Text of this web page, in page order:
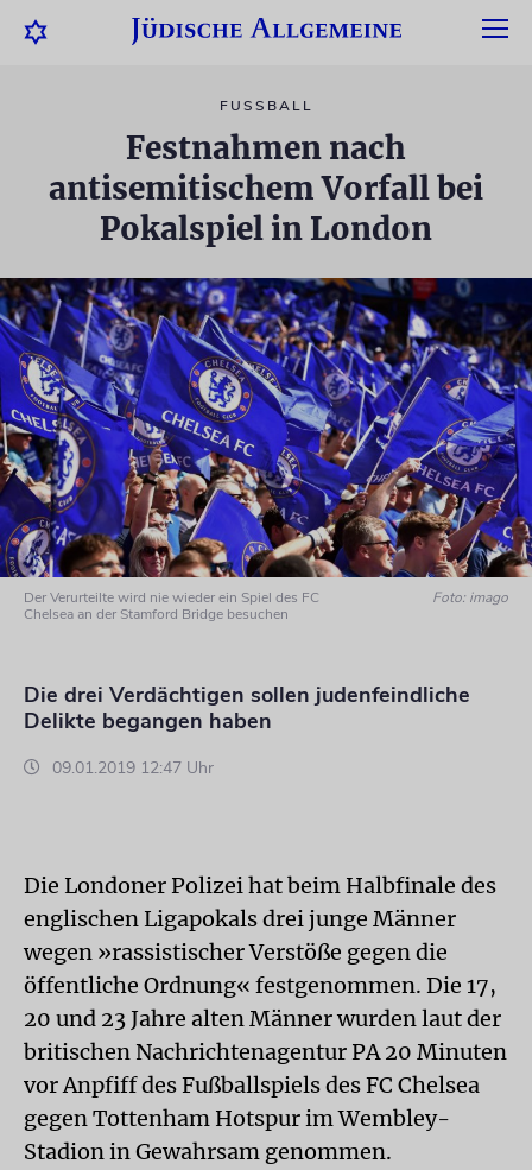
FUSSBALL
Festnahmen nach
antisemitischem Vorfall bei
Pokalspiel in London
Der Verurteilte wird nie wieder ein Spiel des FC
Chelsea an der Stamford Bridge besuchen
Foto: imago
Die drei Verdächtigen sollen judenfeindliche
Delikte begangen haben
09.01.2019 12:47 Uhr
Die Londoner Polizei hat beim Halbfinale des
englischen Ligapokals drei junge Männer
wegen »rassistischer Verstöße gegen die
öffentliche Ordnung« festgenommen. Die 17,
20 und 23 Jahre alten Männer wurden laut der
britischen Nachrichtenagentur PA 20 Minuten
vor Anpfiff des Fußballspiels des FC Chelsea
gegen Tottenham Hotspur im Wembley-
Stadion in Gewahrsam genommen.